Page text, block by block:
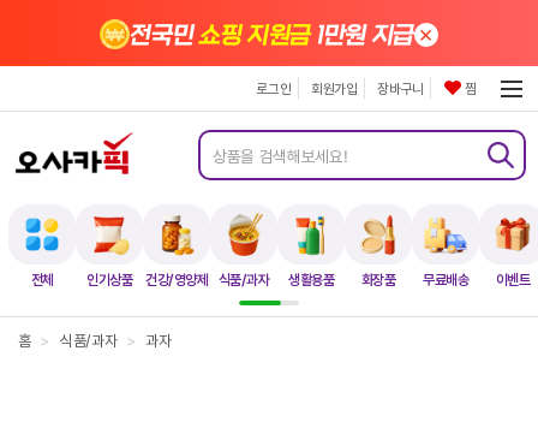
전체 인기상품 건강/영양제 식품/과자 생활용품 화장품 무료배송 이벤트
전국민쇼핑 지원금1만원 지급×
로그인 회원가입 장바구니 찜
홈 > 식품/과자 > 과자